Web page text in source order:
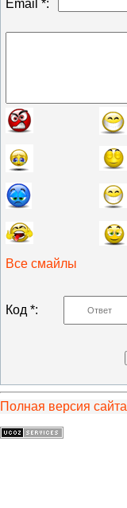
Email *:
Все смайлы
Код *:
Полная версия сайта